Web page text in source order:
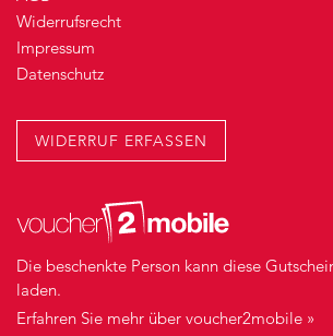
Widerrufsrecht
Impressum
Datenschutz
WIDERRUF ERFASSEN
Die beschenkte Person kann diese
laden.
Erfahren Sie mehr über voucher2mobile »